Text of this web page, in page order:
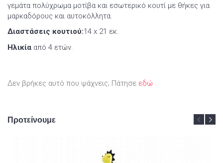
γεμάτα πολύχρωμα μοτίβα και εσωτερικό κουτί με θήκες για
μαρκαδόρους και αυτοκόλλητα.
Διαστάσεις κουτιού:14 x 21 εκ.
Ηλικία από 4 ετών.
Δεν βρήκες αυτό που ψάχνεις; Πάτησε εδώ
Προτείνουμε